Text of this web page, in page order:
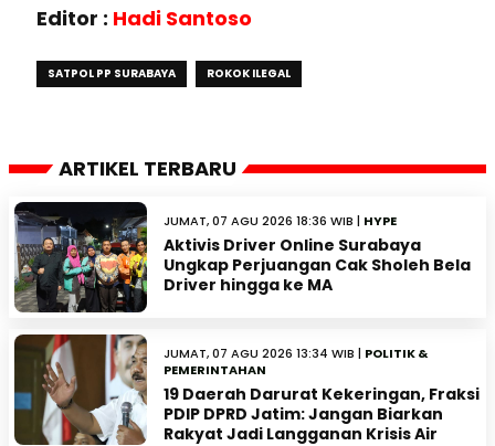
Editor : Hadi Santoso
SATPOL PP SURABAYA ROKOK ILEGAL
ARTIKEL TERBARU
JUMAT, 07 AGU 2026 18:36 WIB | HYPE
Aktivis Driver Online Surabaya
Ungkap Perjuangan Cak Sholeh Bela
Driver hingga ke MA
JUMAT, 07 AGU 2026 13:34 WIB | POLITIK &
PEMERINTAHAN
19 Daerah Darurat Kekeringan, Fraksi
PDIP DPRD Jatim: Jangan Biarkan
Rakyat Jadi Langganan Krisis Air